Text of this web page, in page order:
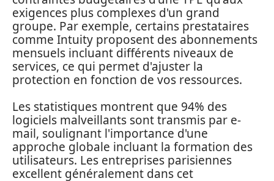
exigences plus complexes d'un grand
groupe. Par exemple, certains prestataires
comme Intuity proposent des abonnements
mensuels incluant différents niveaux de
services, ce qui permet d'ajuster la
protection en fonction de vos ressources.
Les statistiques montrent que 94% des
logiciels malveillants sont transmis par e-
mail, soulignant l'importance d'une
approche globale incluant la formation des
utilisateurs. Les entreprises parisiennes
excellent généralement dans cet